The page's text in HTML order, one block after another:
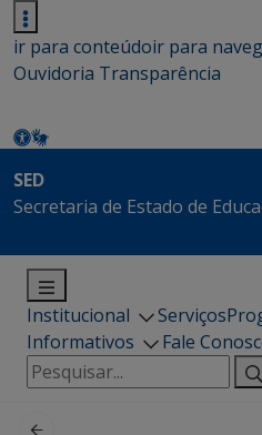
ir para conteúdoir para
Ouvidoria Transparência
SED
Secretaria de Estado de
Institucional Serviços
Informativos
Fale
Pesquisar
por: